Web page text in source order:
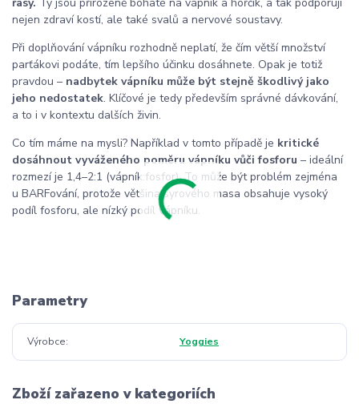
nejen zdraví kostí, ale také svalů a nervové soustavy.
Při doplňování vápníku rozhodně neplatí, že čím větší množství
parťákovi podáte, tím lepšího účinku dosáhnete. Opak je totiž
pravdou – nadbytek vápníku může být stejně škodlivý jako
jeho nedostatek. Klíčové je tedy především správné dávkování,
a to i v kontextu dalších živin.
Co tím máme na mysli? Například v tomto případě je kritické
dosáhnout vyváženého poměru vápníku vůči fosforu – ideální
rozmezí je 1,4–2:1 (vápník:fosfor). To může být problém zejména
u BARFování, protože většina syrového masa obsahuje vysoký
podíl fosforu, ale nízký podíl vápníku.
Parametry
Výrobce Yoggies
Zboží zařazeno v kategoriích